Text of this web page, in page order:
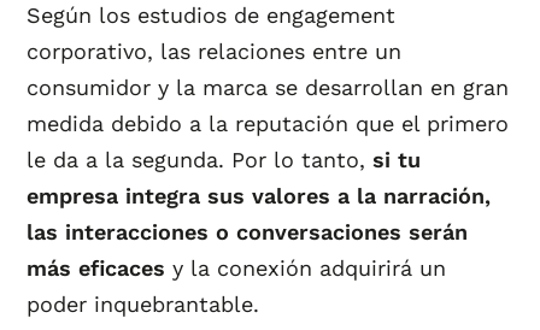
Según los estudios de engagement
corporativo, las relaciones entre un
consumidor y la marca se desarrollan en gran
medida debido a la reputación que el primero
le da a la segunda. Por lo tanto, si tu
empresa integra sus valores a la narración,
las interacciones o conversaciones serán
más eficaces y la conexión adquirirá un
poder inquebrantable.